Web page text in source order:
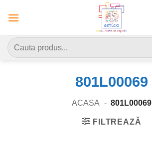
Caută
după:
801L00069
ACASA - 801L00069
FILTREAZĂ